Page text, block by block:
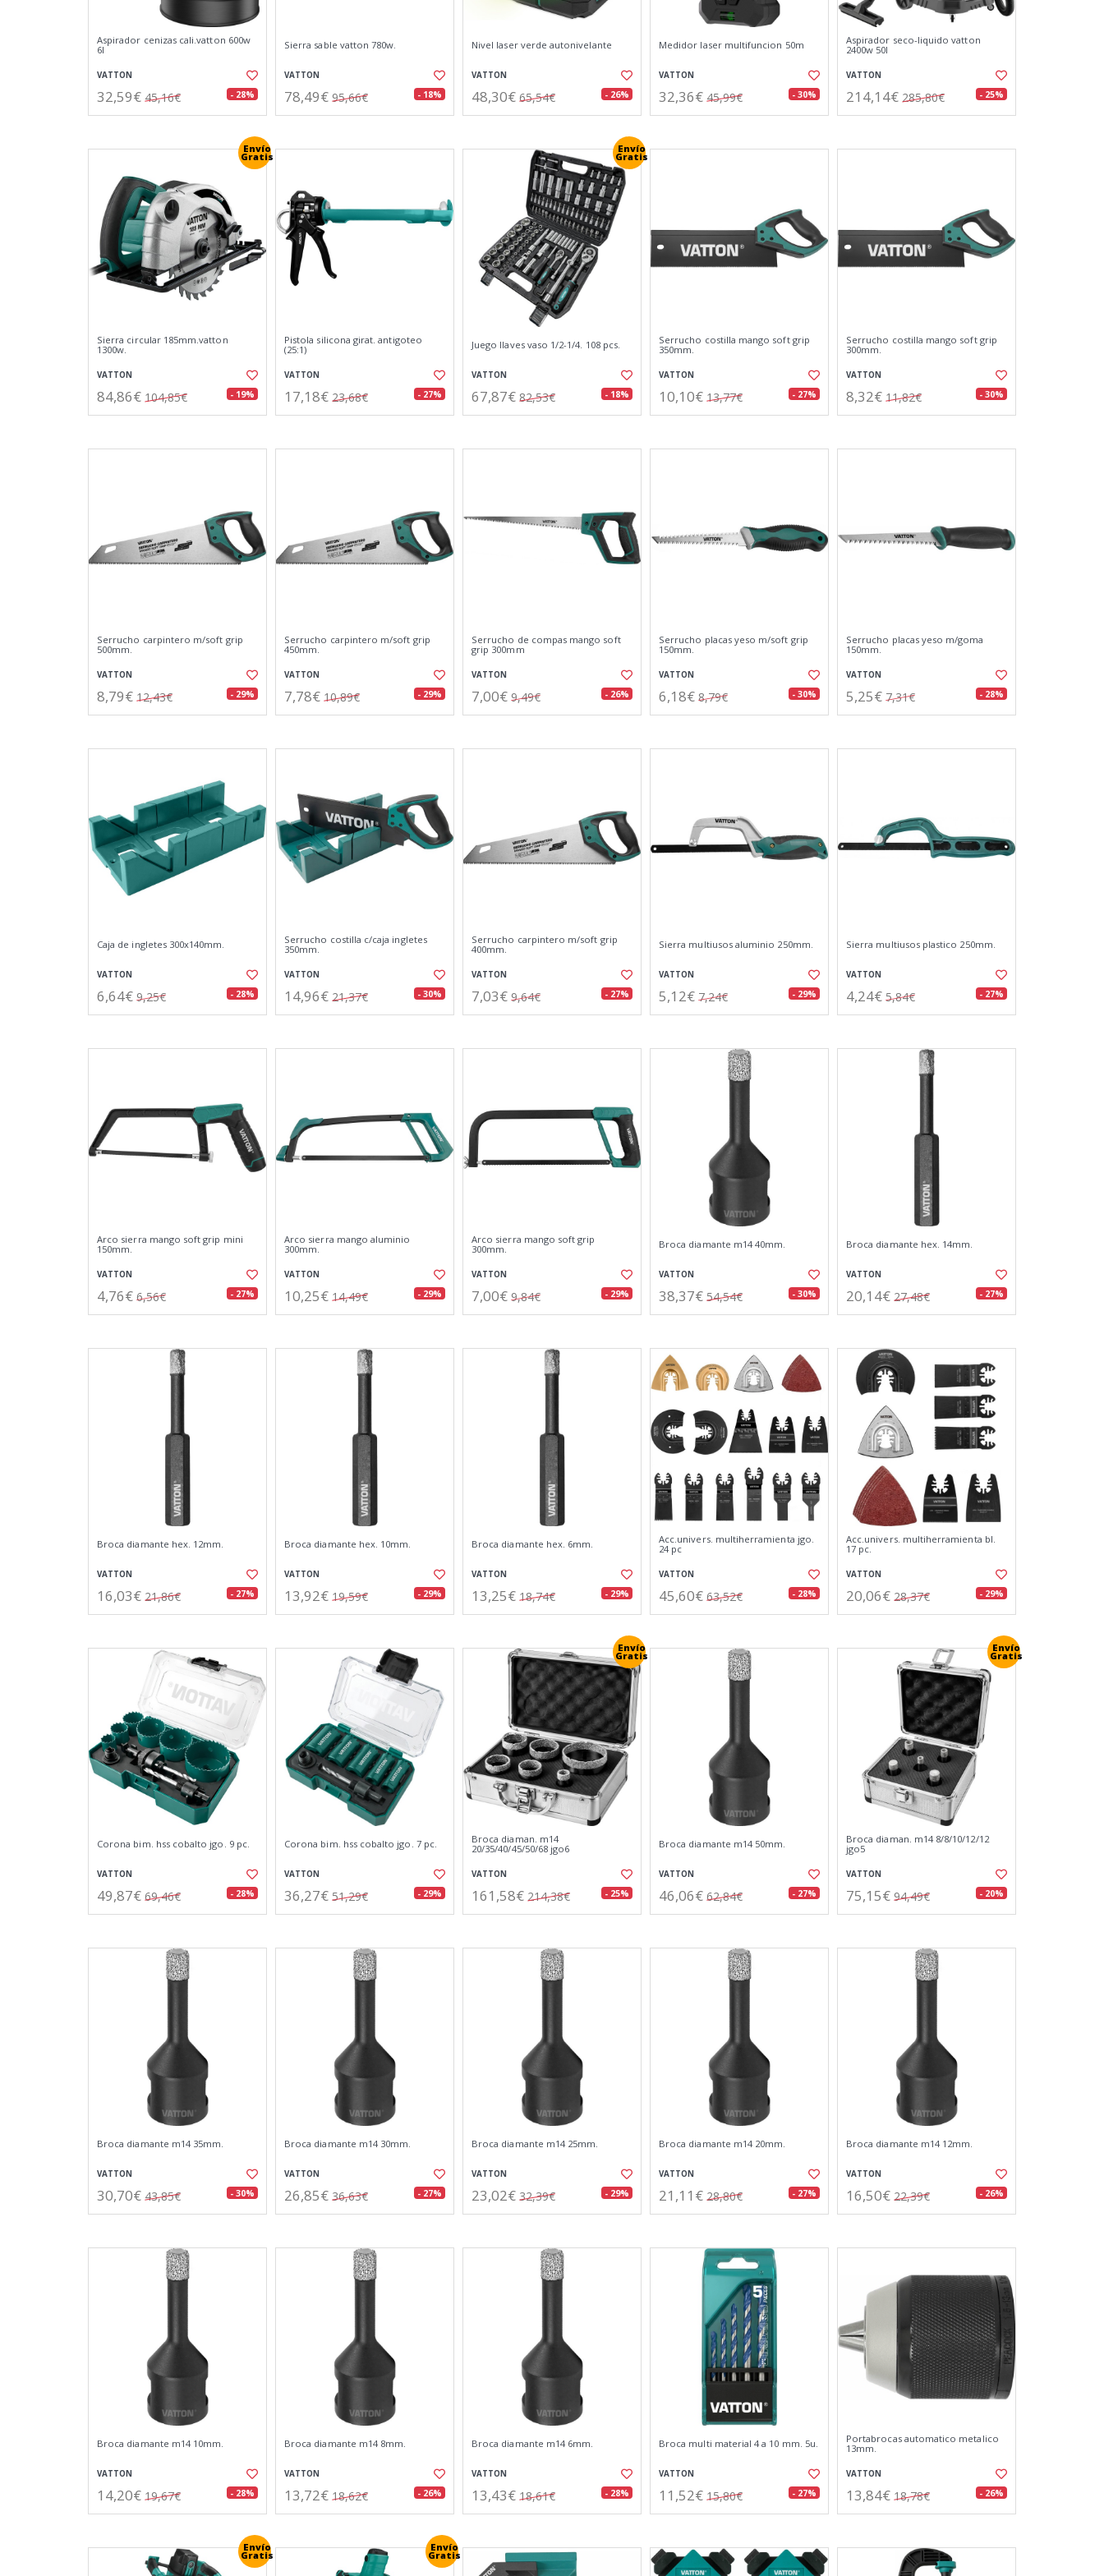
Aspirador cenizas cali.vatton 600w
6l
VATTON
32,59€ 45,16€ - 28%
Sierra sable vatton 780w.
VATTON
78,49€ 95,66€ - 18%
Nivel laser verde autonivelante
VATTON
48,30€ 65,54€ - 26%
Medidor laser multifuncion 50m
VATTON
32,36€ 45,99€ - 30%
Aspirador seco-liquido vatton
2400w 50l
VATTON
214,14€ 285,80€ - 25%
Envío
Gratis
Sierra circular 185mm.vatton
1300w.
VATTON
84,86€ 104,85€ - 19%
Pistola silicona girat. antigoteo
(25:1)
VATTON
17,18€ 23,68€ - 27%
Envío
Gratis
Juego llaves vaso 1/2-1/4. 108 pcs.
VATTON
67,87€ 82,53€ - 18%
Serrucho costilla mango soft grip
350mm.
VATTON
10,10€ 13,77€ - 27%
Serrucho costilla mango soft grip
300mm.
VATTON
8,32€ 11,82€ - 30%
Serrucho carpintero m/soft grip
500mm.
VATTON
8,79€ 12,43€ - 29%
Serrucho carpintero m/soft grip
450mm.
VATTON
7,78€ 10,89€ - 29%
Serrucho de compas mango soft
grip 300mm
VATTON
7,00€ 9,49€ - 26%
Serrucho placas yeso m/soft grip
150mm.
VATTON
6,18€ 8,79€ - 30%
Serrucho placas yeso m/goma
150mm.
VATTON
5,25€ 7,31€ - 28%
Caja de ingletes 300x140mm.
VATTON
6,64€ 9,25€ - 28%
Serrucho costilla c/caja ingletes
350mm.
VATTON
14,96€ 21,37€ - 30%
Serrucho carpintero m/soft grip
400mm.
VATTON
7,03€ 9,64€ - 27%
Sierra multiusos aluminio 250mm.
VATTON
5,12€ 7,24€ - 29%
Sierra multiusos plastico 250mm.
VATTON
4,24€ 5,84€ - 27%
Arco sierra mango soft grip mini
150mm.
VATTON
4,76€ 6,56€ - 27%
Arco sierra mango aluminio
300mm.
VATTON
10,25€ 14,49€ - 29%
Arco sierra mango soft grip
300mm.
VATTON
7,00€ 9,84€ - 29%
Broca diamante m14 40mm.
VATTON
38,37€ 54,54€ - 30%
Broca diamante hex. 14mm.
VATTON
20,14€ 27,48€ - 27%
Broca diamante hex. 12mm.
VATTON
16,03€ 21,86€ - 27%
Broca diamante hex. 10mm.
VATTON
13,92€ 19,59€ - 29%
Broca diamante hex. 6mm.
VATTON
13,25€ 18,74€ - 29%
Acc.univers. multiherramienta jgo.
24 pc
VATTON
45,60€ 63,52€ - 28%
Acc.univers. multiherramienta bl.
17 pc.
VATTON
20,06€ 28,37€ - 29%
Corona bim. hss cobalto jgo. 9 pc.
VATTON
49,87€ 69,46€ - 28%
Corona bim. hss cobalto jgo. 7 pc.
VATTON
36,27€ 51,29€ - 29%
Envío
Gratis
Broca diaman. m14
20/35/40/45/50/68 jgo6
VATTON
161,58€ 214,38€ - 25%
Broca diamante m14 50mm.
VATTON
46,06€ 62,84€ - 27%
Envío
Gratis
Broca diaman. m14 8/8/10/12/12
jgo5
VATTON
75,15€ 94,49€ - 20%
Broca diamante m14 35mm.
VATTON
30,70€ 43,85€ - 30%
Broca diamante m14 30mm.
VATTON
26,85€ 36,63€ - 27%
Broca diamante m14 25mm.
VATTON
23,02€ 32,39€ - 29%
Broca diamante m14 20mm.
VATTON
21,11€ 28,80€ - 27%
Broca diamante m14 12mm.
VATTON
16,50€ 22,39€ - 26%
Broca diamante m14 10mm.
VATTON
14,20€ 19,67€ - 28%
Broca diamante m14 8mm.
VATTON
13,72€ 18,62€ - 26%
Broca diamante m14 6mm.
VATTON
13,43€ 18,61€ - 28%
Broca multi material 4 a 10 mm. 5u.
VATTON
11,52€ 15,80€ - 27%
Portabrocas automatico metalico
13mm.
VATTON
13,84€ 18,78€ - 26%
Envío
Gratis
Envío
Gratis